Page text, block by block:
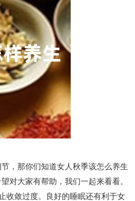
，那你们知道女人秋季该怎么养生
对大家有帮助，我们一起来看看。
收敛过度。良好的睡眠还有利于女